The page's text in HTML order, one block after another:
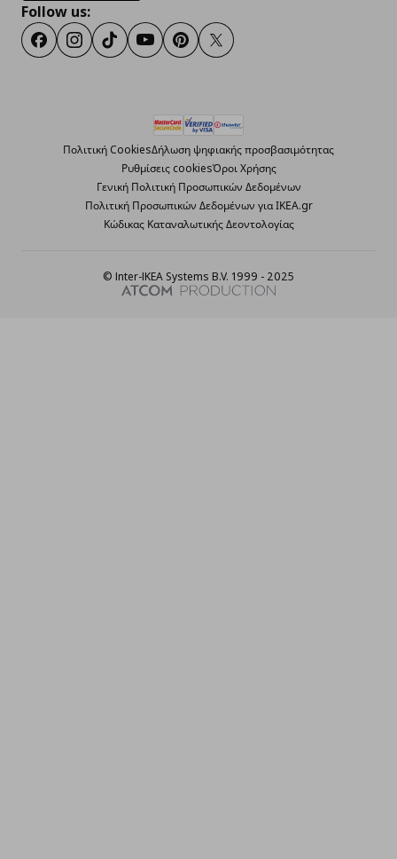
Follow us:
FacebookInstagram
TikTokYoutubePinterestTwitter
Πολιτική CookiesΔήλωση ψηφιακής προσβασιμότητας
Ρυθμίσεις cookiesΌροι Χρήσης
Γενική Πολιτική Προσωπικών Δεδομένων
Πολιτική Προσωπικών Δεδομένων για ΙΚΕΑ.gr
Κώδικας Καταναλωτικής Δεοντολογίας
© Inter-IKEA Systems B.V. 1999 - 2025